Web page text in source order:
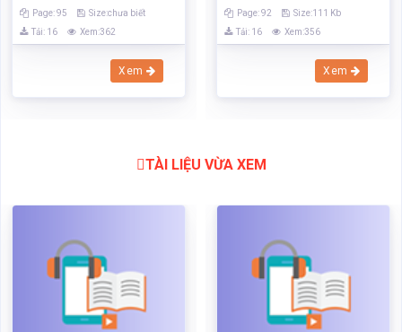
Page: 95
Size:chưa biết
Tải: 16
Xem:362
Xem
Page: 92
Size:111 Kb
Tải: 16
Xem:356
Xem
TÀI LIỆU VỪA XEM